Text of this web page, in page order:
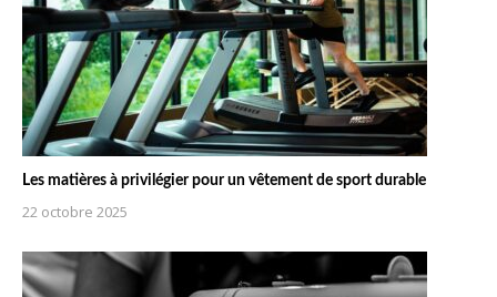
Les matières à privilégier pour un vêtement de sport durable
22 octobre 2025